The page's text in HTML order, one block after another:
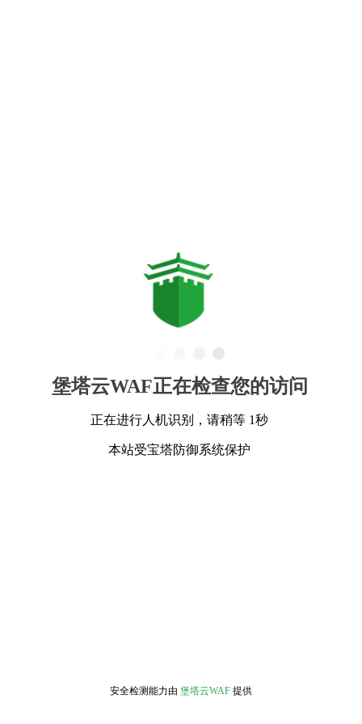
堡塔云WAF正在检查您的访问
正在进行人机识别，请稍等 1秒
本站受宝塔防御系统保护
安全检测能力由 堡塔云WAF 提供